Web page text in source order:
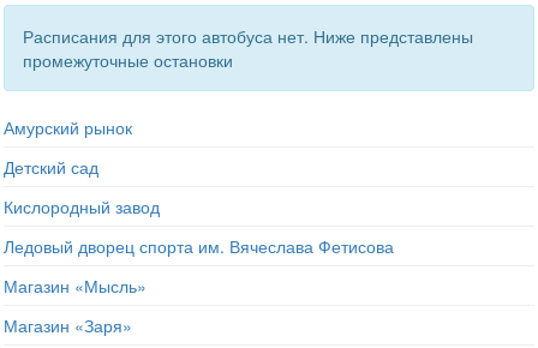
Расписания для этого автобуса нет. Ниже представлены
промежуточные остановки
Амурский рынок
Детский сад
Кислородный завод
Ледовый дворец спорта им. Вячеслава Фетисова
Магазин «Мысль»
Магазин «Заря»